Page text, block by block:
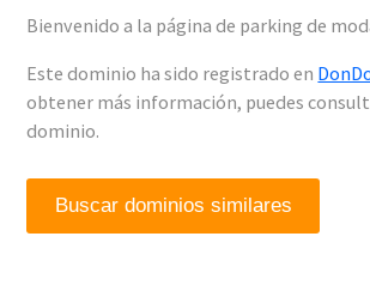
Bienvenido a la página de parking de
Este dominio ha sido registrado en
obtener más información, puedes
dominio.
Buscar dominios similares